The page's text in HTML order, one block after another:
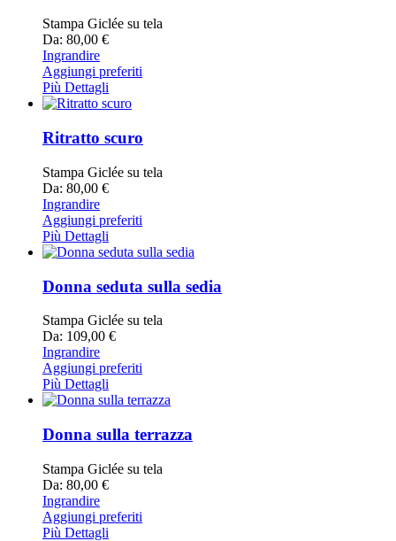
Stampa Giclée su tela
Da: 80,00 €
Ingrandire
Aggiungi preferiti
Più Dettagli
Ritratto scuro
Stampa Giclée su tela
Da: 80,00 €
Ingrandire
Aggiungi preferiti
Più Dettagli
Donna seduta sulla sedia
Stampa Giclée su tela
Da: 109,00 €
Ingrandire
Aggiungi preferiti
Più Dettagli
Donna sulla terrazza
Stampa Giclée su tela
Da: 80,00 €
Ingrandire
Aggiungi preferiti
Più Dettagli